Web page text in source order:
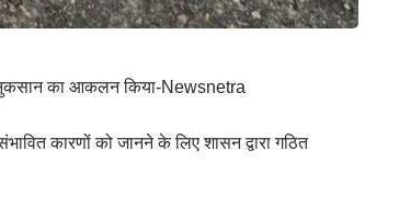
नुकसान का आकलन किया-Newsnetra
कारणों को जानने के लिए शासन द्वारा गठित